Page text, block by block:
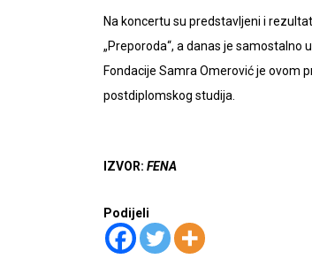
Na koncertu su predstavljeni i
„Preporoda“, a danas je samostalno
Fondacije Samra Omerović je ovom
postdiplomskog studija.
IZVOR: FENA
Podijeli